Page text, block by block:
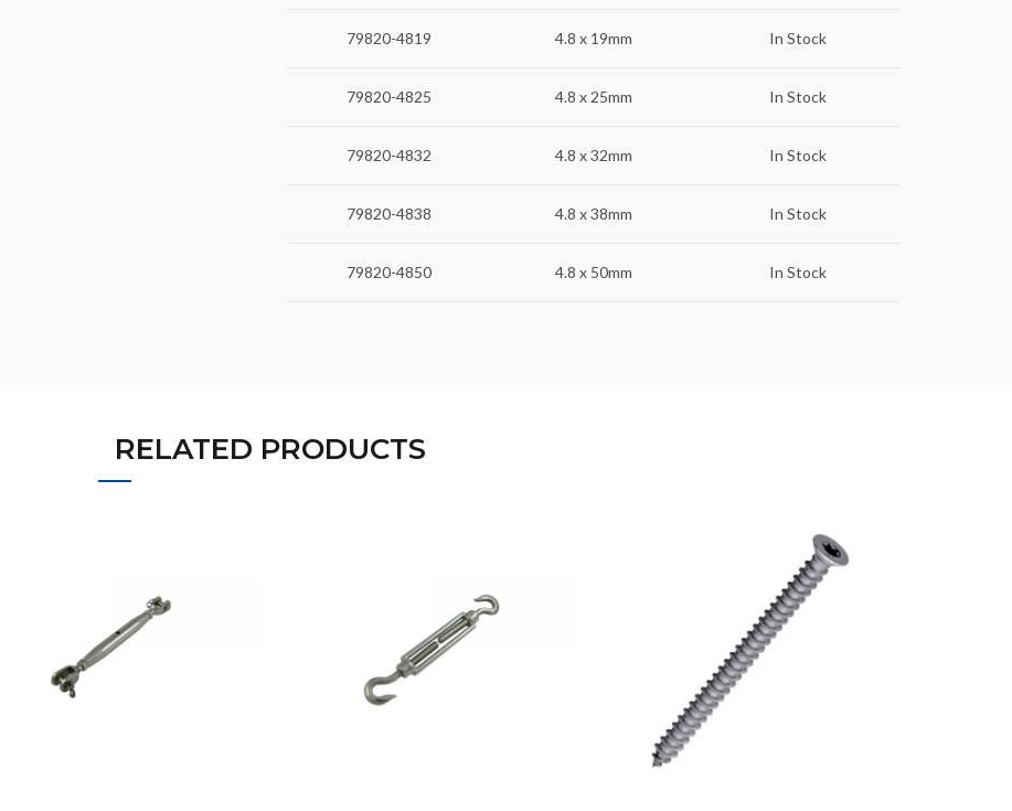
79820-4819 4.8 x 19mm In Stock
79820-4825 4.8 x 25mm In Stock
79820-4832 4.8 x 32mm In Stock
79820-4838 4.8 x 38mm In Stock
79820-4850 4.8 x 50mm In Stock
RELATED PRODUCTS